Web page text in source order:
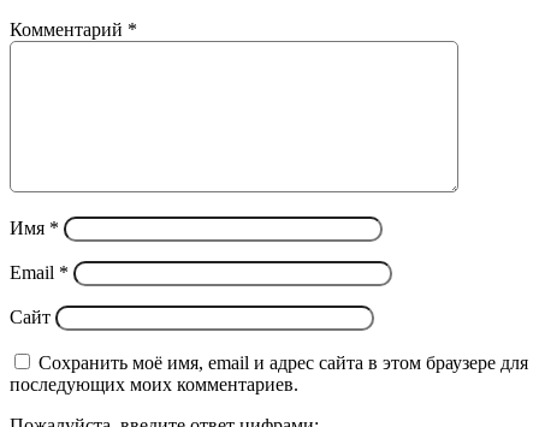
Комментарий *
Имя *
Email *
Сайт
Сохранить моё имя, email и адрес сайта в этом браузере для
последующих моих комментариев.